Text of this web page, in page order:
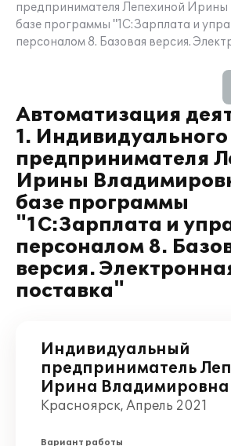
предпринимателя Лепехиной
базе программы "1С:Зарплата и
персоналом 8. Базовая версия.
Автоматизация
1. Индивидуального
предпринимателя
Ирины
базе программы
"1С:Зарплата и
персоналом 8.
версия.
поставка"
Индивидуальный
предприниматель
Ирина Владимировна
Красноярск, Апрель 2021
Вариант работы